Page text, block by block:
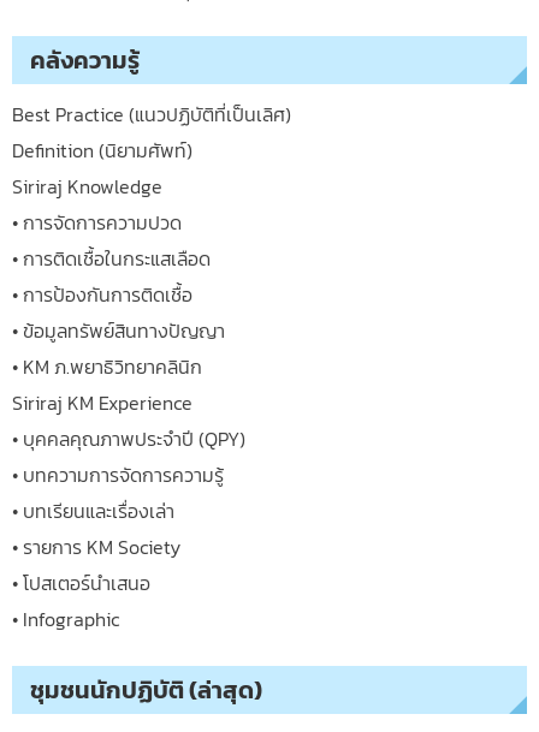
คลังความรู้
Best Practice (แนวปฏิบัติที่เป็นเลิศ)
Definition (นิยามศัพท์)
Siriraj Knowledge
• การจัดการความปวด
• การติดเชื้อในกระแสเลือด
• การป้องกันการติดเชื้อ
• ข้อมูลทรัพย์สินทางปัญญา
• KM ภ.พยาธิวิทยาคลินิก
Siriraj KM Experience
• บุคคลคุณภาพประจำปี (QPY)
• บทความการจัดการความรู้
• บทเรียนและเรื่องเล่า
• รายการ KM Society
• โปสเตอร์นำเสนอ
• Infographic
ชุมชนนักปฏิบัติ (ล่าสุด)